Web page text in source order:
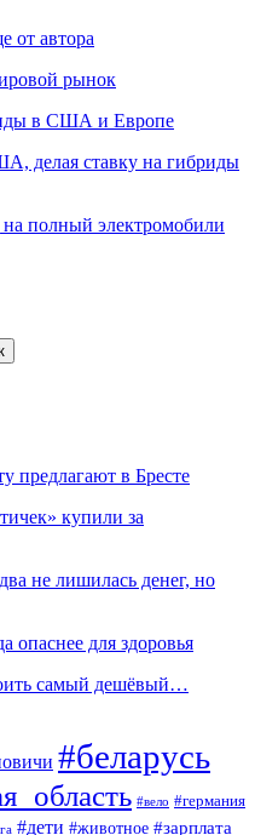
от автора
рынок
в США и Европе
делая ставку на гибриды
на полный электромобили
предлагают в Бресте
купили за
не лишилась денег, но
опаснее для здоровья
самый дешёвый…
#беларусь
#вело #германия
#дети #животное #зарплата